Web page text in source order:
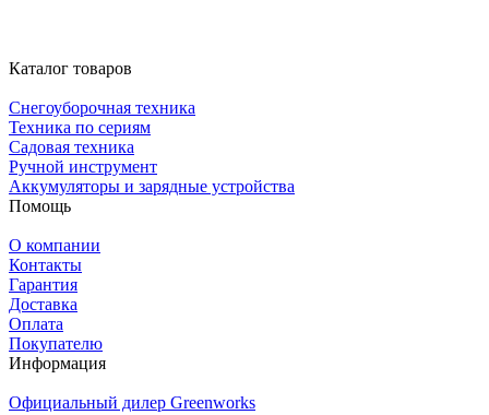
Каталог товаров
Снегоуборочная техника
Техника по сериям
Садовая техника
Ручной инструмент
Аккумуляторы и зарядные устройства
Помощь
О компании
Контакты
Гарантия
Доставка
Оплата
Покупателю
Информация
Официальный дилер Greenworks